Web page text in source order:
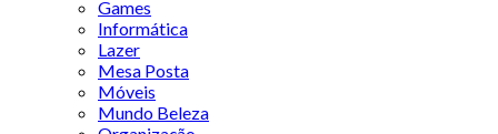
Games
Informática
Lazer
Mesa Posta
Móveis
Mundo Beleza